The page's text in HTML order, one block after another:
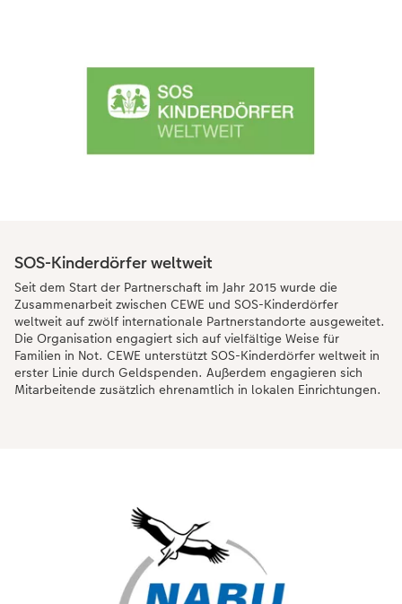
SOS-Kinderdörfer weltweit
Seit dem Start der Partnerschaft im Jahr 2015 wurde die
Zusammenarbeit zwischen CEWE und SOS-Kinderdörfer
weltweit auf zwölf internationale Partnerstandorte ausgeweitet.
Die Organisation engagiert sich auf vielfältige Weise für
Familien in Not. CEWE unterstützt SOS-Kinderdörfer weltweit in
erster Linie durch Geldspenden. Außerdem engagieren sich
Mitarbeitende zusätzlich ehrenamtlich in lokalen Einrichtungen.